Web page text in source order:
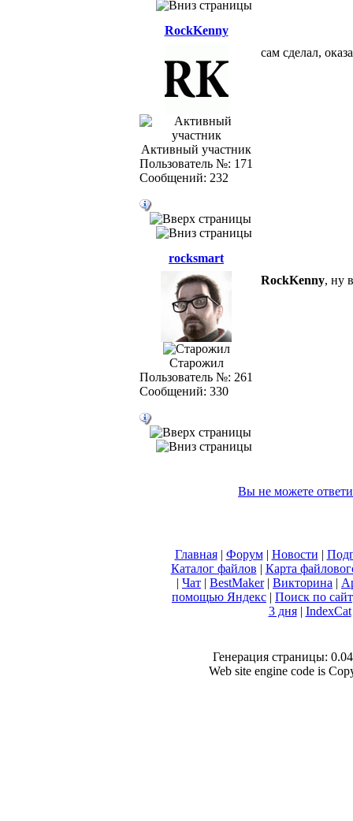
RockKenny
Активный участник
Пользователь №: 171
Сообщений: 232
сам сделал,
rocksmart
Старожил
Пользователь №: 261
Сообщений: 330
RockKenny, ну
Вы не можете
Главная| Форум| Новости |
Каталог файлов | Карта
| Чат | BestMaker| Викторина |
помощью Яндекс | Поиск по
3 дня| IndexCat
Генерация страницы:
Web site engine code is